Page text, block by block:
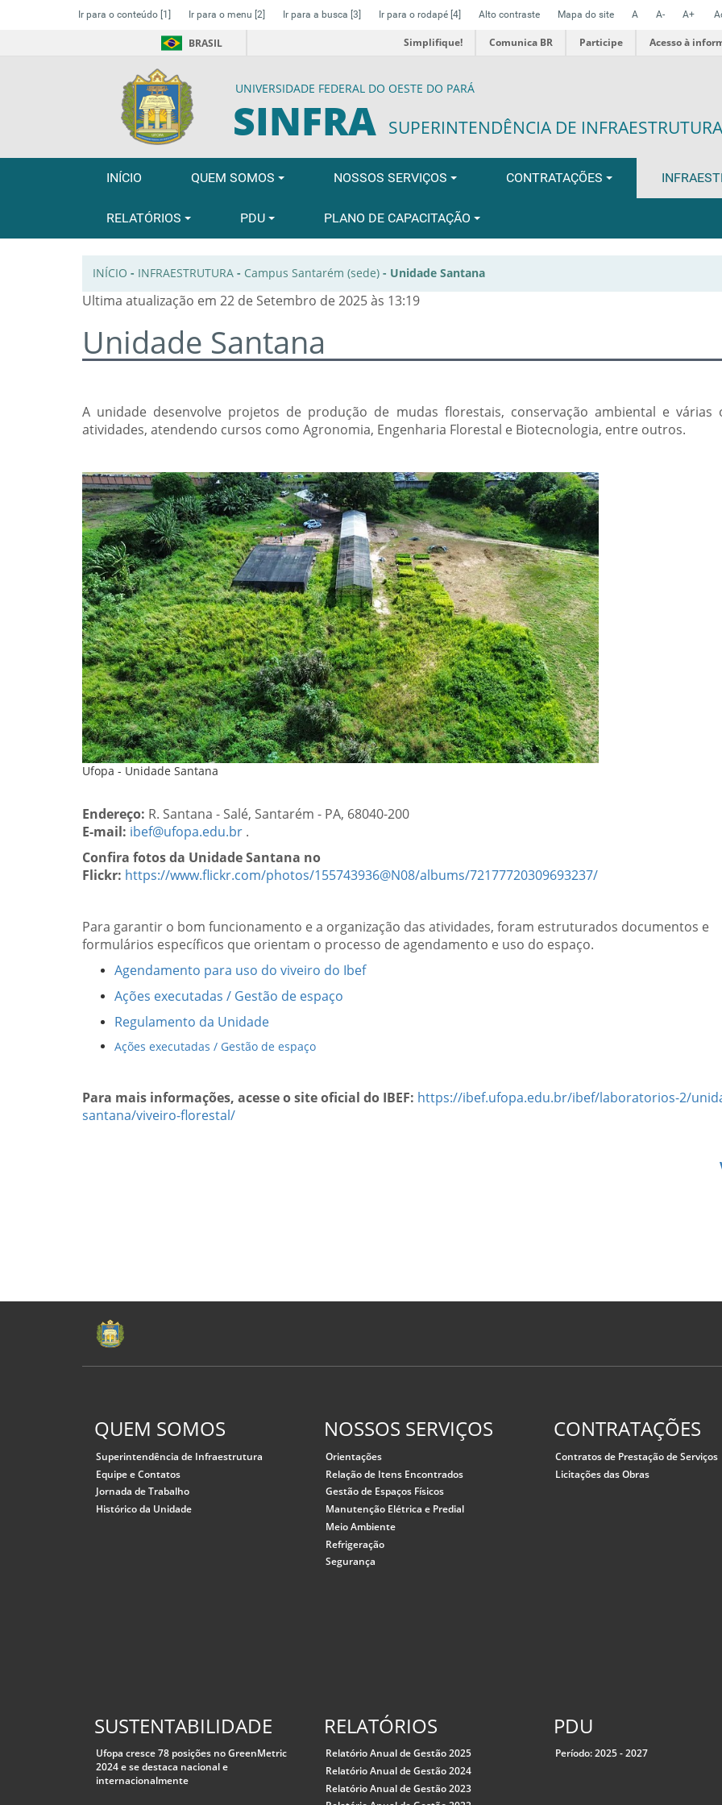
Ir para o conteúdo [1] Ir para o menu [2] Ir para a busca [3] Ir para o rodapé [4] Alto contraste Mapa do site A A- A+
BRASIL Simplifique! Comunica BR Participe Acesso à
UNIVERSIDADE FEDERAL DO OESTE DO PARÁ
SINFRA SUPERINTENDÊNCIA DE INFRAESTRUTURA
INÍCIO QUEM SOMOS NOSSOS SERVIÇOS CONTRATAÇÕES
RELATÓRIOS PDU PLANO DE CAPACITAÇÃO
INÍCIO - INFRAESTRUTURA- Campus Santarém (sede)- Unidade Santana
Ultima atualização em 22 de Setembro de 2025 às 13:19
Unidade Santana
A unidade desenvolve projetos de produção de mudas florestais, conservação ambiental e várias
atividades, atendendo cursos como Agronomia, Engenharia Florestal e Biotecnologia, entre outros.
Ufopa - Unidade Santana
Endereço: R. Santana - Salé, Santarém - PA, 68040-200
E-mail: ibef@ufopa.edu.br .
Confira fotos da Unidade Santana no
Flickr: https://www.flickr.com/photos/155743936@N08/albums/72177720309693237/
Para garantir o bom funcionamento e a organização das atividades, foram estruturados documentos e
formulários específicos que orientam o processo de agendamento e uso do espaço.
Agendamento para uso do viveiro do Ibef
Ações executadas / Gestão de espaço
Regulamento da Unidade
Ações executadas / Gestão de espaço
Para mais informações, acesse o site oficial do IBEF: https://ibef.ufopa.edu.br/ibef/laboratorios-2/
santana/viveiro-florestal/
QUEM SOMOS
Superintendência de Infraestrutura
Equipe e Contatos
Jornada de Trabalho
Histórico da Unidade
NOSSOS SERVIÇOS
Orientações
Relação de Itens Encontrados
Gestão de Espaços Físicos
Manutenção Elétrica e Predial
Meio Ambiente
Refrigeração
Segurança
CONTRATAÇÕES
Contratos de Prestação de Serviços
Licitações das Obras
SUSTENTABILIDADE
Ufopa cresce 78 posições no GreenMetric
2024 e se destaca nacional e
internacionalmente
RELATÓRIOS
Relatório Anual de Gestão 2025
Relatório Anual de Gestão 2024
Relatório Anual de Gestão 2023
PDU
Período: 2025 - 2027